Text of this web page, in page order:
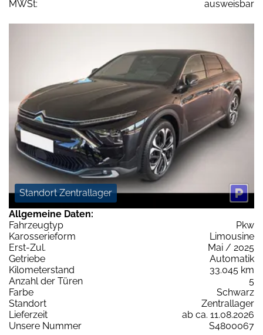
MWSt: ausweisbar
Standort Zentrallager
Allgemeine Daten:
Fahrzeugtyp
Pkw
Karosserieform
Limousine
Erst-Zul.
Mai / 2025
Getriebe
Automatik
Kilometerstand
33.045 km
Anzahl der Türen
5
Farbe
Schwarz
Standort
Zentrallager
Lieferzeit
ab ca. 11.08.2026
Unsere Nummer
S4800067